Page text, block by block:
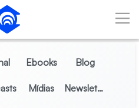
Ebooks Blog
Mídias Newsletter